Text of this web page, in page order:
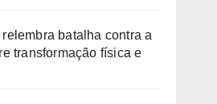
batalha contra a
transformação física e